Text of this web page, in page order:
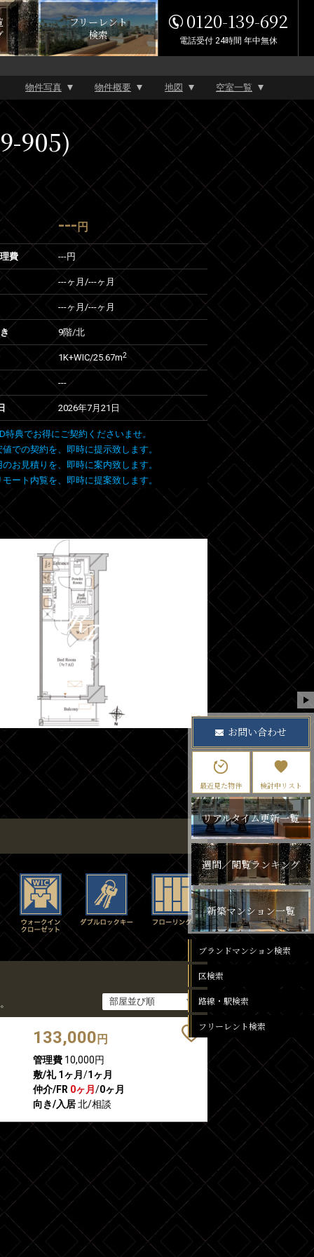
フリーレント
検索
0120-139-692
電話受付 24時間 年中無休
物件写真 物件概要 地図 空室一覧
905)
--- 円
費 ---円
---ヶ月 /---ヶ月
---ヶ月 /---ヶ月
9階/北
1K+WIC/25.67m2
---
2026年7月21日
特典でお得にご契約くださいませ。
での契約を、即時に提示致します。
お見積りを、即時に案内致します。
ート内覧を、即時に提案致します。
133,000 円
管理費10,000円
敷/礼 1ヶ月 /1ヶ月
仲介/FR 0ヶ月 /0ヶ月
向き/入居北/相談
お問い合わせ
最近見た物件 検討中リスト
リアルタイム更新一覧
週間／閲覧ランキング
新築マンション一覧
ブランドマンション検索
区検索
路線・駅検索
フリーレント検索